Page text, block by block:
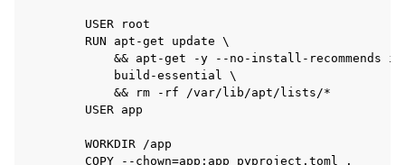
USER root
RUN apt-get update \
&& apt-get -y --no-install-recommends
build-essential \
&& rm -rf /var/lib/apt/lists/*
USER app
WORKDIR /app
COPY --chown=app:app pyproject.toml .